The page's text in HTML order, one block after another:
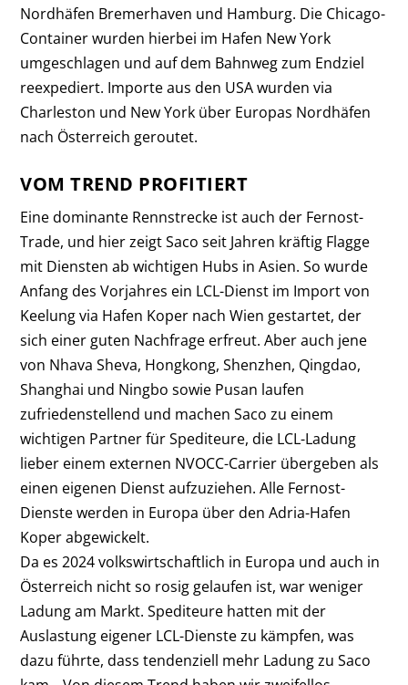
Nordhäfen Bremerhaven und Hamburg. Die Chicago-
Container wurden hierbei im Hafen New York
umgeschlagen und auf dem Bahnweg zum Endziel
reexpediert. Importe aus den USA wurden via
Charleston und New York über Europas Nordhäfen
nach Österreich geroutet.
VOM TREND PROFITIERT
Eine dominante Rennstrecke ist auch der Fernost-
Trade, und hier zeigt Saco seit Jahren kräftig Flagge
mit Diensten ab wichtigen Hubs in Asien. So wurde
Anfang des Vorjahres ein LCL-Dienst im Import von
Keelung via Hafen Koper nach Wien gestartet, der
sich einer guten Nachfrage erfreut. Aber auch jene
von Nhava Sheva, Hongkong, Shenzhen, Qingdao,
Shanghai und Ningbo sowie Pusan laufen
zufriedenstellend und machen Saco zu einem
wichtigen Partner für Spediteure, die LCL-Ladung
lieber einem externen NVOCC-Carrier übergeben als
einen ­eigenen Dienst aufzuziehen. Alle Fernost-
Dienste werden in Europa über den Adria-Hafen
Koper abgewickelt.
Da es 2024 volkswirtschaftlich in Europa und auch in
Österreich nicht so rosig gelaufen ist, war weniger
Ladung am Markt. Spediteure hatten mit der
Auslastung eigener LCL-Dienste zu kämpfen, was
dazu führte, dass tendenziell mehr Ladung zu Saco